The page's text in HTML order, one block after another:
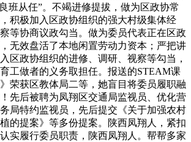
班从任”。不竭进修提拔，做为区政协常
积极加入区政协组织的强大村级集体经
等协商议政勾当。做为委员代表正在区政
无效盘活了本地闲置劳动力资本；严把讲
区政协组织的进修、调研、视察等勾当，
工做者的义务取担任。报送的STEAM课
荣获区教体局二等，她盲目将委员履职融
先后被聘为凤翔区交通局监视员、优化营
局特约监视员，先后提交《关于加强农村
的提案》等多份提案。陕西凤翔人，紧扣
实履行委员职责，陕西凤翔人。帮帮多家